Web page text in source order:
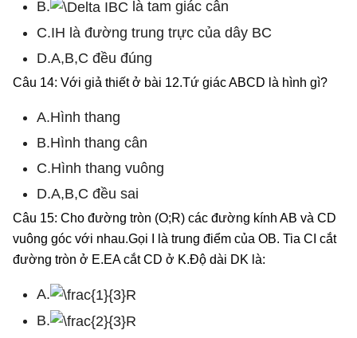
B.
là tam giác cân
C.IH là đường trung trực của dây BC
D.A,B,C đều đúng
Câu 14: Với giả thiết ở bài 12.Tứ giác ABCD là hình gì?
A.Hình thang
B.Hình thang cân
C.Hình thang vuông
D.A,B,C đều sai
Câu 15: Cho đường tròn (O;R) các đường kính AB và CD
vuông góc với nhau.Gọi I là trung điểm của OB. Tia CI cắt
đường tròn ở E.EA cắt CD ở K.Độ dài DK là:
A.
B.